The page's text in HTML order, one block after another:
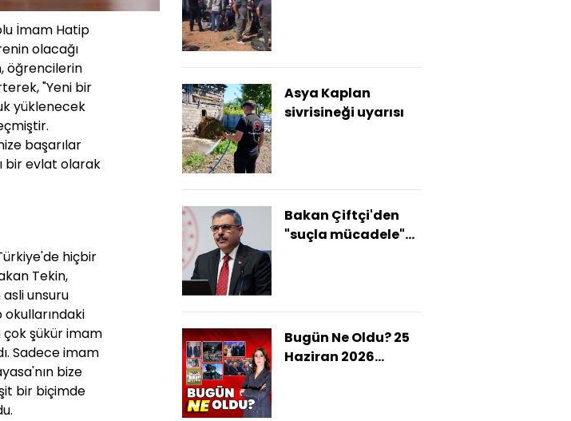
İmam Hatip
olacağı
öğrencilerin
"Yeni bir
yüklenecek
başarılar
bir evlat olarak
hiçbir
Tekin,
unsuru
çok şükür imam
Sadece imam
bize
bir biçimde
Asya Kaplan
sivrisineği uyarısı
Bakan Çiftçi'den
"suçla mücadele"ye
Bugün Ne Oldu? 25
Haziran 2026